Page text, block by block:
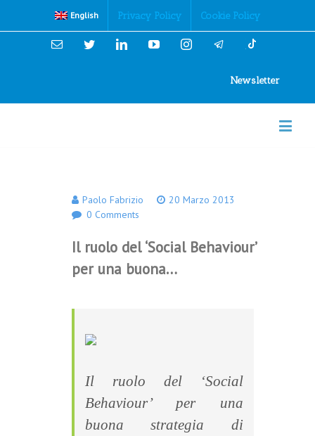
English Privacy Policy Cookie Policy
Email TwitterLinkedinYouTubeInstagram
Newsletter
Paolo Fabrizio
20 Marzo 2013
0 Comments
Il ruolo del ‘Social Behaviour’
per una buona…
Il ruolo del ‘Social
Behaviour’ per una
buona strategia di
Cookies Policy